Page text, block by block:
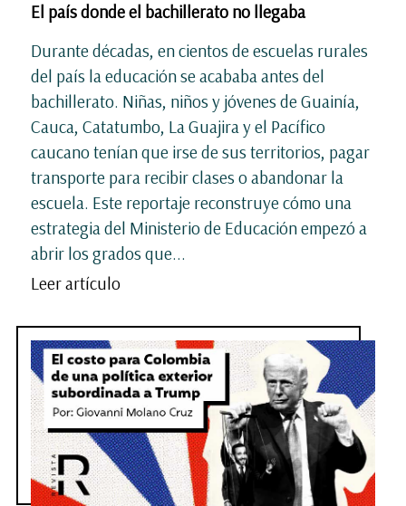
El país donde el bachillerato no llegaba
Durante décadas, en cientos de escuelas rurales
del país la educación se acababa antes del
bachillerato. Niñas, niños y jóvenes de Guainía,
Cauca, Catatumbo, La Guajira y el Pacífico
caucano tenían que irse de sus territorios, pagar
transporte para recibir clases o abandonar la
escuela. Este reportaje reconstruye cómo una
estrategia del Ministerio de Educación empezó a
abrir los grados que...
Leer artículo